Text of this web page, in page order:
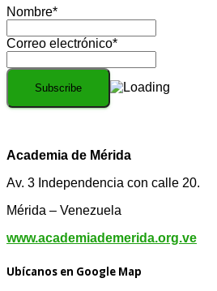
Nombre*
Correo electrónico*
Academia de Mérida
Av. 3 Independencia con calle 20.
Mérida – Venezuela
www.academiademerida.org.ve
Ubícanos en Google Map